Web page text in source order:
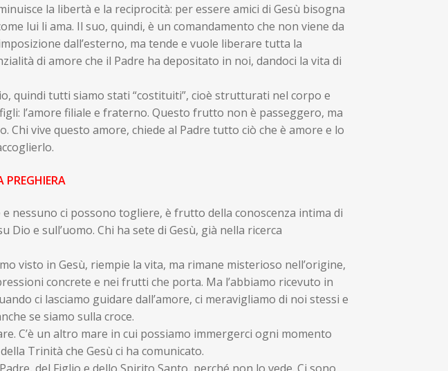
la libertà e la reciprocità: per essere amici di Gesù bisogna
lui li ama. Il suo, quindi, è un comandamento che non viene da
dall’esterno, ma tende e vuole liberare tutta la
di amore che il Padre ha depositato in noi, dandoci la vita di
quindi tutti siamo stati “costituiti”, cioè strutturati nel corpo e
l’amore filiale e fraterno. Questo frutto non è passeggero, ma
Chi vive questo amore, chiede al Padre tutto ciò che è amore e lo
PREGHIERA
nessuno ci possono togliere, è frutto della conoscenza intima di
Dio e sull’uomo. Chi ha sete di Gesù, già nella ricerca
visto in Gesù, riempie la vita, ma rimane misterioso nell’origine,
concrete e nei frutti che porta. Ma l’abbiamo ricevuto in
ci lasciamo guidare dall’amore, ci meravigliamo di noi stessi e
se siamo sulla croce.
C’è un altro mare in cui possiamo immergerci ogni momento
Trinità che Gesù ci ha comunicato.